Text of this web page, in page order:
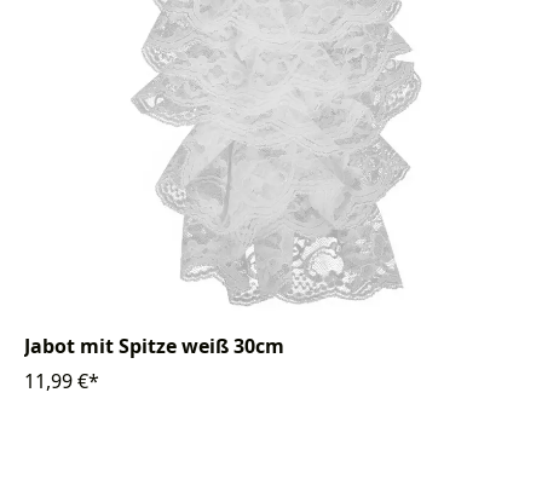
Jabot mit Spitze weiß 30cm
11,99 €*